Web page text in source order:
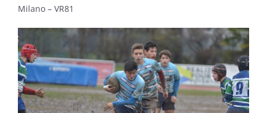
Milano – VR81